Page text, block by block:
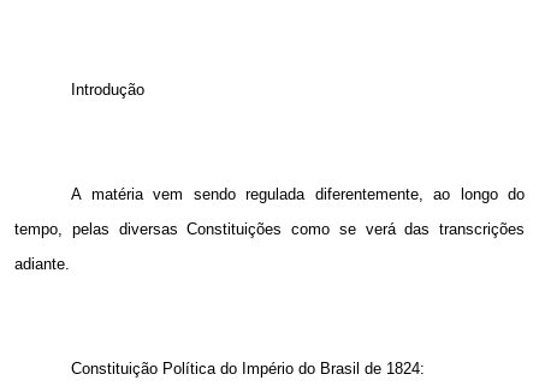
Introdução
A matéria vem sendo regulada diferentemente, ao longo do
tempo, pelas diversas Constituições como se verá das transcrições
adiante.
Constituição Política do Império do Brasil de 1824: